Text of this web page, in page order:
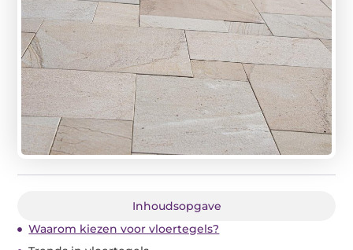
Inhoudsopgave
Waarom kiezen voor vloertegels?